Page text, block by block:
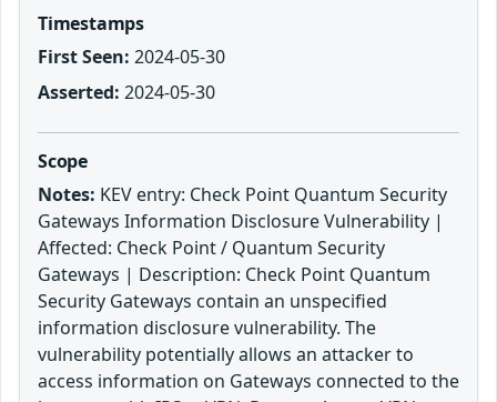
Timestamps
First Seen: 2024-05-30
Asserted: 2024-05-30
Scope
Notes: KEV entry: Check Point Quantum Security
Gateways Information Disclosure Vulnerability |
Affected: Check Point / Quantum Security
Gateways | Description: Check Point Quantum
Security Gateways contain an unspecified
information disclosure vulnerability. The
vulnerability potentially allows an attacker to
access information on Gateways connected to the